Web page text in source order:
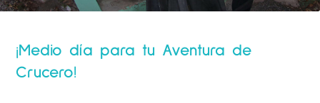
¡Medio día para tu Aventura de
Crucero!